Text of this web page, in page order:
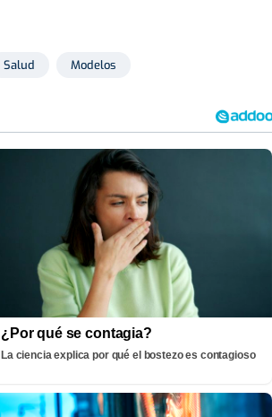
Salud Modelos
¿Por qué se contagia?
La ciencia explica por qué el bostezo es contagioso